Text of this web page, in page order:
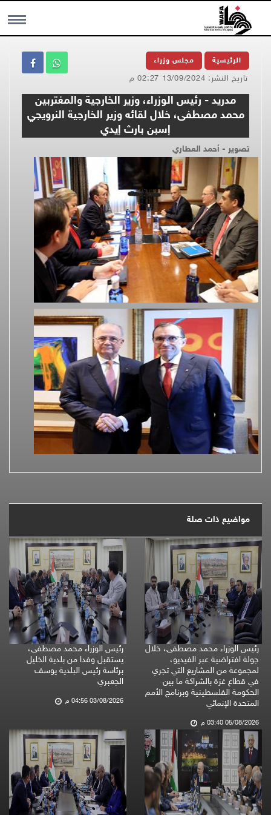
MENU الرئيسية مجلس وزراء
تاريخ النشر: 13/09/2024 02:27 م
مدريد - رئيس الوزراء، وزير الخارجية والمغتربين
محمد مصطفى، خلال لقائه وزير الخارجية النرويجي
إسبن بارث إيدي
تصوير - أحمد العطاري
مواضيع ذات صلة
رئيس الوزراء محمد مصطفى، خلال
جولة افتراضية عبر الفيديو،
لمجموعة من المشاريع التي تجري
في قطاع غزة بالشراكة ما بين
الحكومة الفلسطينية وبرنامج الأمم
المتحدة الإنمائي
05/08/2026 03:40 م
رئيس الوزراء محمد مصطفى،
يستقبل وفدا من بلدية الخليل
برئاسة رئيس البلدية يوسف
الجعبري
03/08/2026 04:56 م